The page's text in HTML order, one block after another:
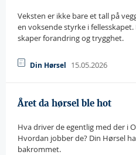
Veksten er ikke bare et tall på
en voksende styrke i
skaper forandring og trygghet.
Din Hørsel 15.05.2026
Året da hørsel ble hot
Hva driver de egentlig med der i
Hvordan jobber de? Din Hørsel
bakrommet.